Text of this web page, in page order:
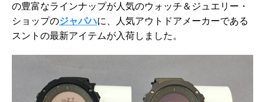
の豊富なラインナップが人気のウォッチ＆ジュエリー・
ショップのジャパハに、人気アウトドアメーカーである
スントの最新アイテムが入荷しました。